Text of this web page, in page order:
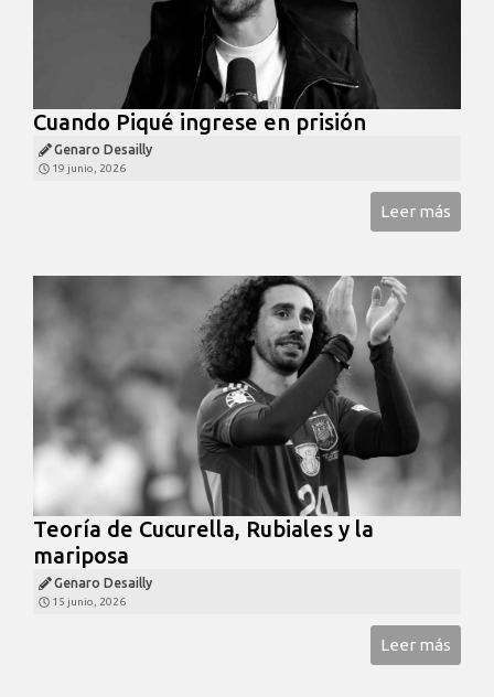
Cuando Piqué ingrese en prisión
Genaro Desailly
19 junio, 2026
Leer más
Teoría de Cucurella, Rubiales y la
mariposa
Genaro Desailly
15 junio, 2026
Leer más